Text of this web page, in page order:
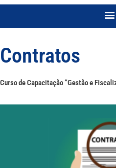
Contratos
Curso de Capacitação “Gestão e